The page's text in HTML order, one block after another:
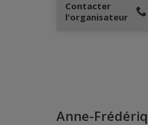
Contacter
l'organisateur
Anne-